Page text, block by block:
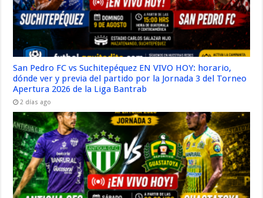
San Pedro FC vs Suchitepéquez EN VIVO HOY: horario,
dónde ver y previa del partido por la Jornada 3 del Torneo
Apertura 2026 de la Liga Bantrab
2 días ago